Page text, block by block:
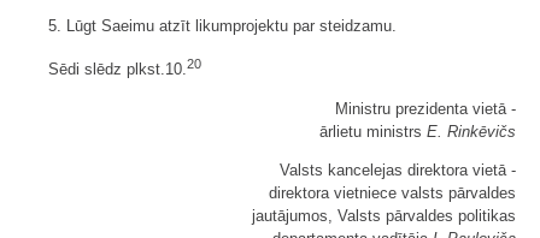
5. Lūgt Saeimu atzīt likumprojektu par steidzamu.
Sēdi slēdz plkst.10.20
Ministru prezidenta vietā -
ārlietu ministrs E. Rinkēvičs
Valsts kancelejas direktora vietā -
direktora vietniece valsts pārvaldes
jautājumos, Valsts pārvaldes politikas